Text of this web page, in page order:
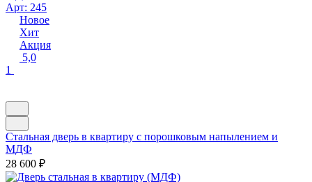
Арт: 245
Новое
Хит
Акция
5,0
1
Стальная дверь в квартиру с порошковым напылением и
МДФ
28 600 ₽